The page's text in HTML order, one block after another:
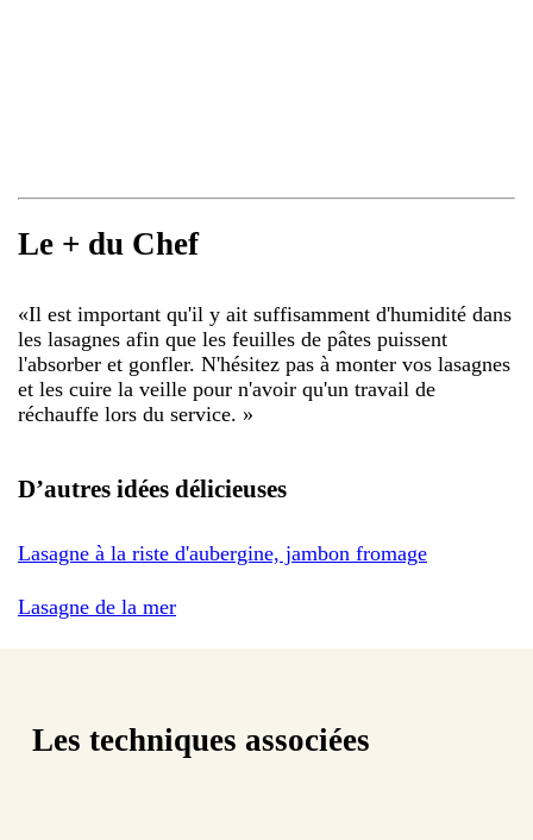
Le + du Chef
«Il est important qu'il y ait suffisamment d'humidité dans
les lasagnes afin que les feuilles de pâtes puissent
l'absorber et gonfler. N'hésitez pas à monter vos lasagnes
et les cuire la veille pour n'avoir qu'un travail de
réchauffe lors du service. »
D’autres idées délicieuses
Lasagne à la riste d'aubergine, jambon fromage
Lasagne de la mer
Les techniques associées